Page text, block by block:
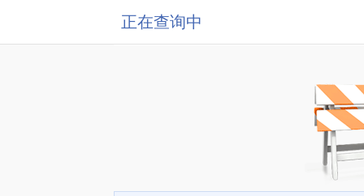
正在查询中